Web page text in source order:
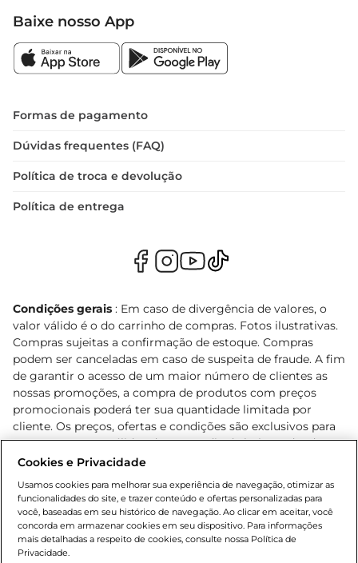
Baixe nosso App
Formas de pagamento
Dúvidas frequentes (FAQ)
Política de troca e devolução
Política de entrega
Condições gerais : Em caso de divergência de valores, o
valor válido é o do carrinho de compras. Fotos ilustrativas.
Compras sujeitas a confirmação de estoque. Compras
podem ser canceladas em caso de suspeita de fraude. A fim
de garantir o acesso de um maior número de clientes as
nossas promoções, a compra de produtos com preços
promocionais poderá ter sua quantidade limitada por
cliente. Os preços, ofertas e condições são exclusivos para
o e-commerce e válidos durante o dia de hoje, podendo
sofrer alterações sem prévia notificação. Proibida a venda
Lei n.º 8069/90, art. 81, inciso II (Estatuto da Criança e do
Adolescente). Preços e condições exclusivos para o
www.bretas.com.br, podendo sofrer alterações sem aviso
prévio. O valor mínimo para as compras on-line é de R$
Cookies e Privacidade
Usamos cookies para melhorar sua experiência de navegação, otimizar as
funcionalidades do site, e trazer conteúdo e ofertas personalizadas para
você, baseadas em seu histórico de navegação. Ao clicar em aceitar, você
concorda em armazenar cookies em seu dispositivo. Para informações
mais detalhadas a respeito de cookies, consulte nossa Política de
Privacidade.